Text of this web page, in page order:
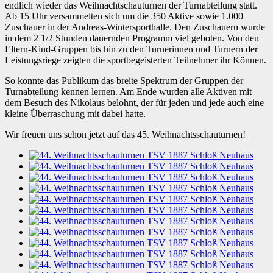
endlich wieder das Weihnachtschauturnen der Turnabteilung statt.
Ab 15 Uhr versammelten sich um die 350 Aktive sowie 1.000
Zuschauer in der Andreas-Wintersporthalle. Den Zuschauern wurde
in dem 2 1/2 Stunden dauernden Programm viel geboten. Von den
Eltern-Kind-Gruppen bis hin zu den Turnerinnen und Turnern der
Leistungsriege zeigten die sportbegeisterten Teilnehmer ihr Können.
So konnte das Publikum das breite Spektrum der Gruppen der
Turnabteilung kennen lernen. Am Ende wurden alle Aktiven mit
dem Besuch des Nikolaus belohnt, der für jeden und jede auch eine
kleine Überraschung mit dabei hatte.
Wir freuen uns schon jetzt auf das 45. Weihnachtsschauturnen!